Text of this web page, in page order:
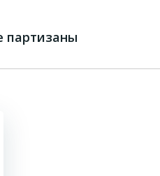
партизаны